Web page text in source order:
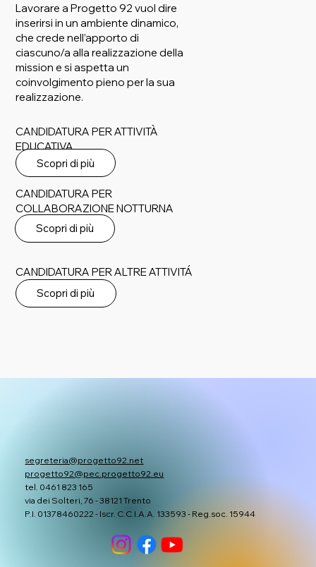
Lavorare a Progetto 92 vuol dire
inserirsi in un ambiente dinamico,
che crede nell’apporto di
ciascuno/a alla realizzazione della
mission e si aspetta un
coinvolgimento pieno per la sua
realizzazione.
CANDIDATURA PER ATTIVITÀ
EDUCATIVA
Scopri di più
CANDIDATURA PER
COLLABORAZIONE NOTTURNA
Scopri di più
CANDIDATURA PER ALTRE ATTIVITÁ
Scopri di più
segreteria@progetto92.net
progetto92@pec.progetto92.eu
tel. 0461 823 165
via dei Solteri, 76 - 38121 Trento
P.I. 01378460222 - Iscr. C.C.I.A.A. 133593 - Reg.soc. 15944